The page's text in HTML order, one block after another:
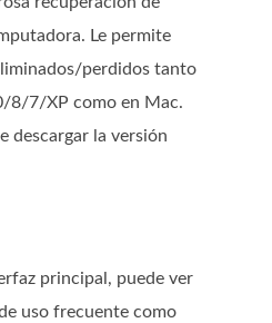
Le permite
perdidos tanto
8/7/XP como en Mac.
descargar la versión
principal, puede ver
uso frecuente como